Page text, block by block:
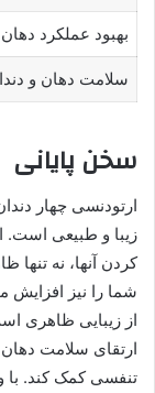
بهبود عملکرد دهان
سلامت دهان و
سخن پایانی
ارتودنسی چهار
زیبا و طبیعی است.
کردن آنها، نه تنها
شما را نیز افزایش
از زیبایی ظاهری
ارتقای سلامت
تنفسی کمک کند. با